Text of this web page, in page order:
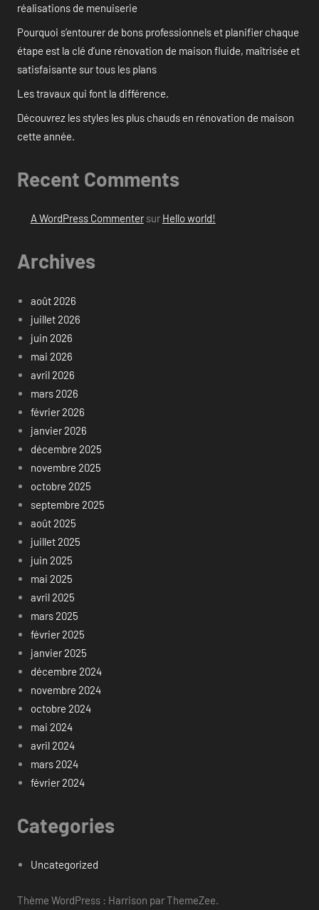
réalisations de menuiserie
Pourquoi s’entourer de bons professionnels et planifier chaque
étape est la clé d’une rénovation de maison fluide, maîtrisée et
satisfaisante sur tous les plans
Les travaux qui font la différence.
Découvrez les styles les plus chauds en rénovation de maison
cette année.
Recent Comments
A WordPress Commentersur Hello world!
Archives
août 2026
juillet 2026
juin 2026
mai 2026
avril 2026
mars 2026
février 2026
janvier 2026
décembre 2025
novembre 2025
octobre 2025
septembre 2025
août 2025
juillet 2025
juin 2025
mai 2025
avril 2025
mars 2025
février 2025
janvier 2025
décembre 2024
novembre 2024
octobre 2024
mai 2024
avril 2024
mars 2024
février 2024
Categories
Uncategorized
Thème WordPress : Harrison par ThemeZee.